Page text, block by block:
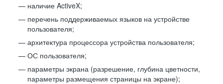
наличие ActiveX;
перечень поддерживаемых языков на устройстве
пользователя;
архитектура процессора устройства пользователя;
ОС пользователя;
параметры экрана (разрешение, глубина цветности,
параметры размещения страницы на экране);